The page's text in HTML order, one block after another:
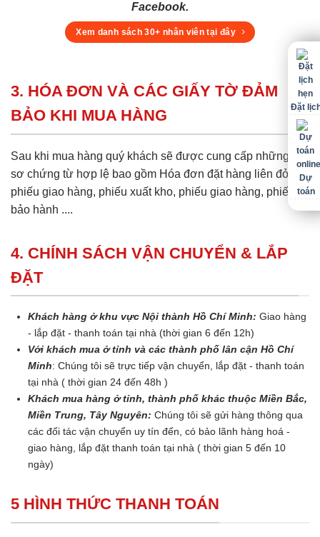
Facebook.
Xem danh sách 30+ nhân viên tại đây
3. HÓA ĐƠN VÀ CÁC GIẤY TỜ ĐẢM
BẢO KHI MUA HÀNG
Sau khi mua hàng quý khách sẽ được cung cấp những hồ
sơ chứng từ hợp lệ bao gồm Hóa đơn đặt hàng liên đỏ,
phiếu giao hàng, phiếu xuất kho, phiếu giao hàng, phiếu
bảo hành ....
4. CHÍNH SÁCH VẬN CHUYỂN & LẮP
ĐẶT
Khách hàng ở khu vực Nội thành Hồ Chí Minh: Giao hàng
- lắp đặt - thanh toán tại nhà (thời gian 6 đến 12h)
Với khách mua ở tỉnh và các thành phố lân cận Hồ Chí
Minh: Chúng tôi sẽ trực tiếp vận chuyển, lắp đặt - thanh toán
tại nhà ( thời gian 24 đến 48h )
Khách mua hàng ở tỉnh, thành phố khác thuộc Miền Bắc,
Miền Trung, Tây Nguyên: Chúng tôi sẽ gửi hàng thông qua
các đối tác vận chuyển uy tín đến, có bảo lãnh hàng hoá -
giao hàng, lắp đặt thanh toán tại nhà ( thời gian 5 đến 10
ngày)
5 HÌNH THỨC THANH TOÁN
Đặt
Dự
toán